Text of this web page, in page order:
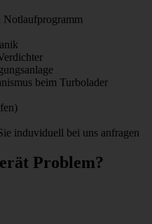
Notlaufprogramm
beim Turbolader
induviduell bei uns anfragen
Problem?